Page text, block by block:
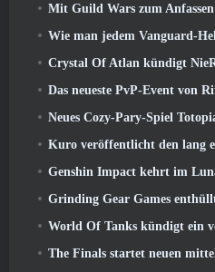
Mit Guild Wars zum
Wie man jedem Vanguard-
Crystal Of Atlan kündigt NieR an:
Das neueste PvP-Event von Rift bietet Spielern die
Neues Cozy-Pary-Spiel
Kuro veröffentlicht den lang erwarteten Trailer zu
Genshin Impact kehrt im Luna
Grinding Gear Games enthüllt das bislang
World Of Tanks kündigt ein von der
The Finals startet neuen mittelalterlichen